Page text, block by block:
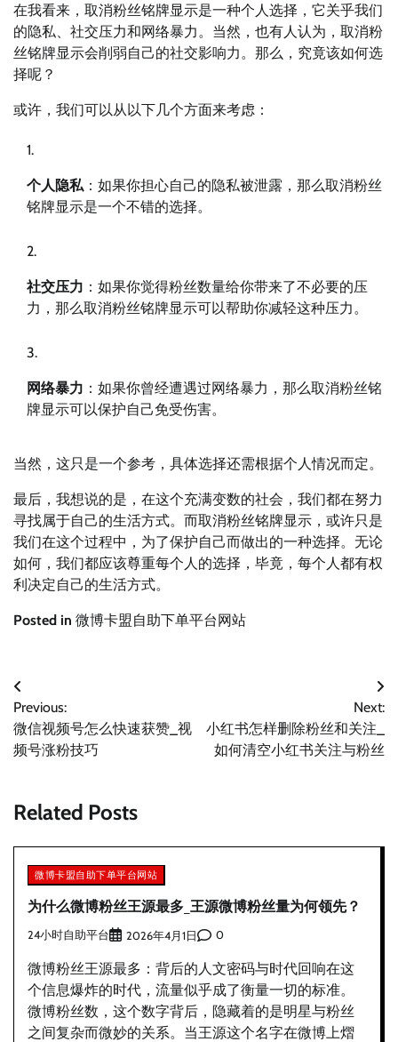
在我看来，取消粉丝铭牌显示是一种个人选择，它关乎我们
的隐私、社交压力和网络暴力。当然，也有人认为，取消粉
丝铭牌显示会削弱自己的社交影响力。那么，究竟该如何选
择呢？
或许，我们可以从以下几个方面来考虑：
个人隐私：如果你担心自己的隐私被泄露，那么取消粉丝
铭牌显示是一个不错的选择。
社交压力 ：如果你觉得粉丝数量给你带来了不必要的压
力，那么取消粉丝铭牌显示可以帮助你减轻这种压力。
网络暴力 ：如果你曾经遭遇过网络暴力，那么取消粉丝铭
牌显示可以保护自己免受伤害。
当然，这只是一个参考，具体选择还需根据个人情况而定。
最后，我想说的是，在这个充满变数的社会，我们都在努力
寻找属于自己的生活方式。而取消粉丝铭牌显示，或许只是
我们在这个过程中，为了保护自己而做出的一种选择。无论
如何，我们都应该尊重每个人的选择，毕竟，每个人都有权
利决定自己的生活方式。
Posted in 微博卡盟自助下单平台网站
文
章
导
Previous:
微信视频号怎么快速获赞_视
频号涨粉技巧
Next:
小红书怎样删除粉丝和关注_
如何清空小红书关注与粉丝
Related Posts
微博卡盟自助下单平台网站
为什么微博粉丝王源最多_王源微博粉丝量为何领先？
24小时自助平台 2026年4月1日 0
微博粉丝王源最多：背后的人文密码与时代回响在这
个信息爆炸的时代，流量似乎成了衡量一切的标准。
微博粉丝数，这个数字背后，隐藏着的是明星与粉丝
之间复杂而微妙的关系。当王源这个名字在微博上熠